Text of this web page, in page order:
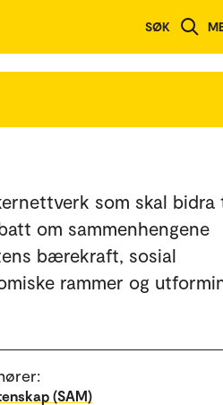
SØK
som skal bidra
om sammenhengene
bærekraft, sosial
rammer og
(SAM)